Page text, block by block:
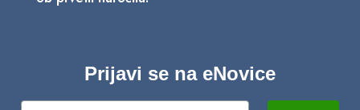
Prijavi se na eNovice
Email